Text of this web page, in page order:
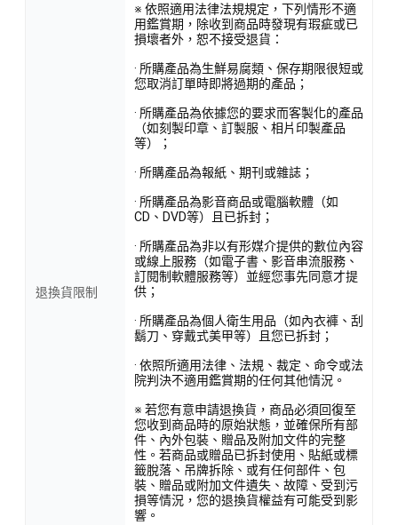
退換貨限制
※ 依照適用法律法規規定，下列情形不適
用鑑賞期，除收到商品時發現有瑕疵或已
損壞者外，恕不接受退貨：
· 所購產品為生鮮易腐類、保存期限很短或
您取消訂單時即將過期的產品；
· 所購產品為依據您的要求而客製化的產品
（如刻製印章、訂製服、相片印製產品
等）；
· 所購產品為報紙、期刊或雜誌；
· 所購產品為影音商品或電腦軟體（如
CD、DVD等）且已拆封；
· 所購產品為非以有形媒介提供的數位內容
或線上服務（如電子書、影音串流服務、
訂閱制軟體服務等）並經您事先同意才提
供；
· 所購產品為個人衛生用品（如內衣褲、刮
鬍刀、穿戴式美甲等）且您已拆封；
· 依照所適用法律、法規、裁定、命令或法
院判決不適用鑑賞期的任何其他情況。
※ 若您有意申請退換貨，商品必須回復至
您收到商品時的原始狀態，並確保所有部
件、內外包裝、贈品及附加文件的完整
性。若商品或贈品已拆封使用、貼紙或標
籤脫落、吊牌拆除、或有任何部件、包
裝、贈品或附加文件遺失、故障、受到污
損等情況，您的退換貨權益有可能受到影
響。